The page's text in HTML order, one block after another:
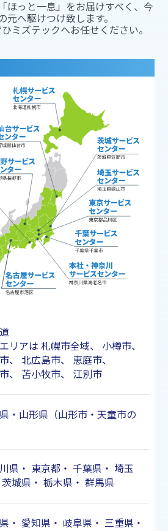
ほっと一息」をお届けすべく、今
元へ駆けつけ致します。
ミズテックへお任せください。
リアは 札幌市全域、 小樽市、
、 北広島市、 恵庭市、
、 苫小牧市、 江別市
・山形県（山形市・天童市の
県 ・ 東京都・ 千葉県 ・ 埼玉
茨城県 ・ 栃木県 ・ 群馬県
・ 愛知県 ・ 岐阜県 ・ 三重県 ・